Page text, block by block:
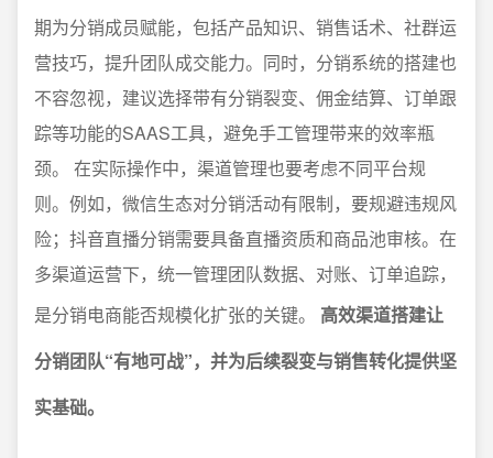
期为分销成员赋能，包括产品知识、销售话术、社群运
营技巧，提升团队成交能力。同时，分销系统的搭建也
不容忽视，建议选择带有分销裂变、佣金结算、订单跟
踪等功能的SAAS工具，避免手工管理带来的效率瓶
颈。 在实际操作中，渠道管理也要考虑不同平台规
则。例如，微信生态对分销活动有限制，要规避违规风
险；抖音直播分销需要具备直播资质和商品池审核。在
多渠道运营下，统一管理团队数据、对账、订单追踪，
是分销电商能否规模化扩张的关键。 高效渠道搭建让
分销团队“有地可战”，并为后续裂变与销售转化提供坚
实基础。